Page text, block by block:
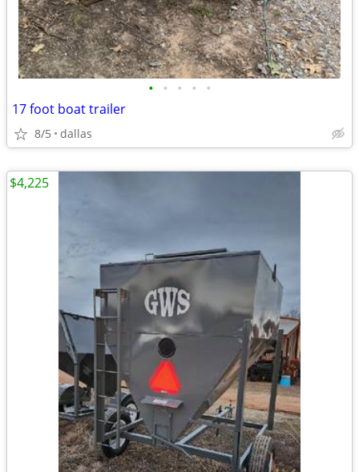
• • • • •
17 foot boat trailer
8/5 dallas
$4,225